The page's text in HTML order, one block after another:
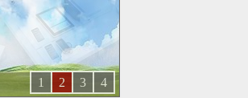
1 2 3 4